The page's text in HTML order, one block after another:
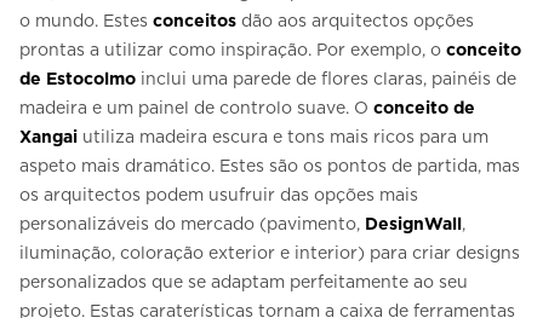
o mundo. Estes conceitos dão aos arquitectos opções
prontas a utilizar como inspiração. Por exemplo, o conceito
de Estocolmo inclui uma parede de flores claras, painéis de
madeira e um painel de controlo suave. O conceito de
Xangai utiliza madeira escura e tons mais ricos para um
aspeto mais dramático. Estes são os pontos de partida, mas
os arquitectos podem usufruir das opções mais
personalizáveis do mercado (pavimento, DesignWall,
iluminação, coloração exterior e interior) para criar designs
personalizados que se adaptam perfeitamente ao seu
projeto. Estas caraterísticas tornam a caixa de ferramentas